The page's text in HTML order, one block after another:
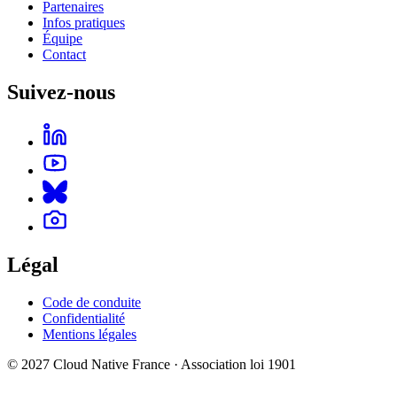
Partenaires
Infos pratiques
Équipe
Contact
Suivez-nous
Légal
Code de conduite
Confidentialité
Mentions légales
© 2027 Cloud Native France · Association loi 1901